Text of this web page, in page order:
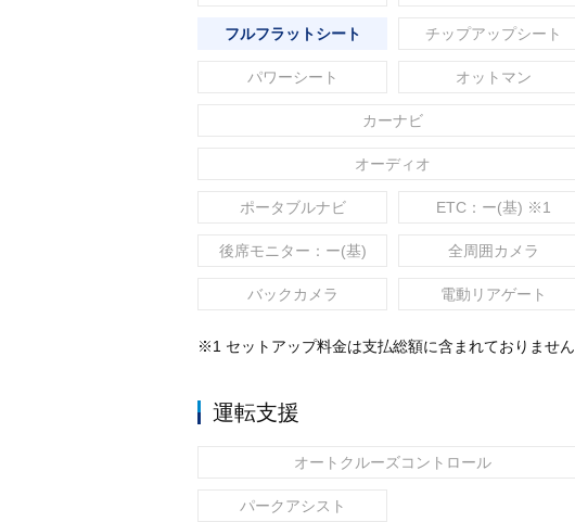
フルフラットシート チップアップシート
パワーシート オットマン
カーナビ
オーディオ
ポータブルナビ ETC：ー(基) ※1
後席モニター：ー(基) 全周囲カメラ
バックカメラ 電動リアゲート
※1 セットアップ料金は支払総額に含まれておりません
運転支援
オートクルーズコントロール
パークアシスト